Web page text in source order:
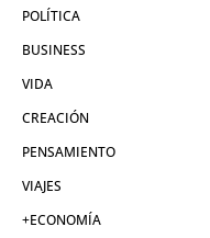
POLÍTICA
BUSINESS
VIDA
CREACIÓN
PENSAMIENTO
VIAJES
+ECONOMÍA